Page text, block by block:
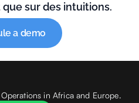
sur des intuitions.
a demo
in Africa and Europe.